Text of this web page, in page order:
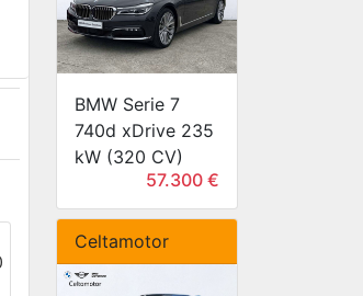
BMW Serie 7
740d xDrive 235
kW (320 CV)
57.300 €
Celtamotor